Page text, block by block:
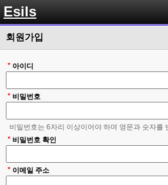
Esils
회원가입
아이디
*
비밀번호
*
비밀번호는 6자리 이상이어야 하며 영문과 숫자를
비밀번호 확인
*
* 이메일 주소
ㅋ
esils
그렇다고 코어랑 모듈 전부 마개조해버릴려니 난
없을꺼같아서 ;;
esils
오 정상 이네요!
비회원
esils